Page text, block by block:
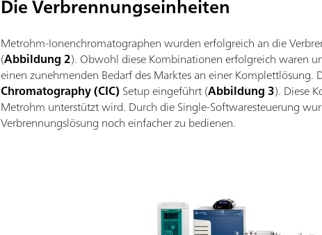
Die Verbrennungseinheiten
Metrohm-Ionenchromatographen wurden erfolgreich an die
(Abbildung 2). Obwohl diese Kombinationen erfolgreich waren
einen zunehmenden Bedarf des Marktes an einer Komplettlösung.
Chromatography (CIC) Setup eingeführt (Abbildung 3). Diese
Metrohm unterstützt wird. Durch die Single-Softwaresteuerung
Verbrennungslösung noch einfacher zu bedienen.